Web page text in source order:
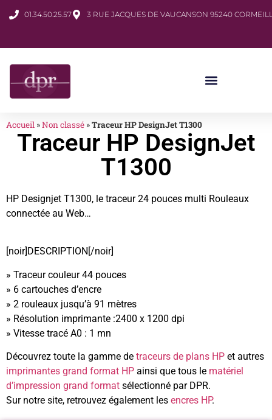
01.34.50.25.57 3 RUE JACQUES DE VAUCANSON 95240
Accueil »Non classé »Traceur HP DesignJet T1300
Traceur HP DesignJet
T1300
HP Designjet T1300, le traceur 24 pouces multi Rouleaux
connectée au Web…
[noir]DESCRIPTION[/noir]
» Traceur couleur 44 pouces
» 6 cartouches d’encre
» 2 rouleaux jusqu’à 91 mètres
» Résolution imprimante :2400 x 1200 dpi
» Vitesse tracé A0 : 1 mn
Découvrez toute la gamme de traceurs de plans HP et autres
imprimantes grand format HP ainsi que tous le matériel
d’impression grand format sélectionné par DPR.
Sur notre site, retrouvez également les encres HP.